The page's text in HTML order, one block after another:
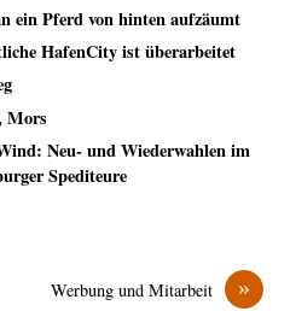
ein Pferd von hinten aufzäumt
HafenCity ist überarbeitet
Mors
Neu- und Wiederwahlen im
Spediteure
»
Werbung und Mitarbeit